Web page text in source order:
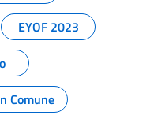
EYOF 2023
Comune